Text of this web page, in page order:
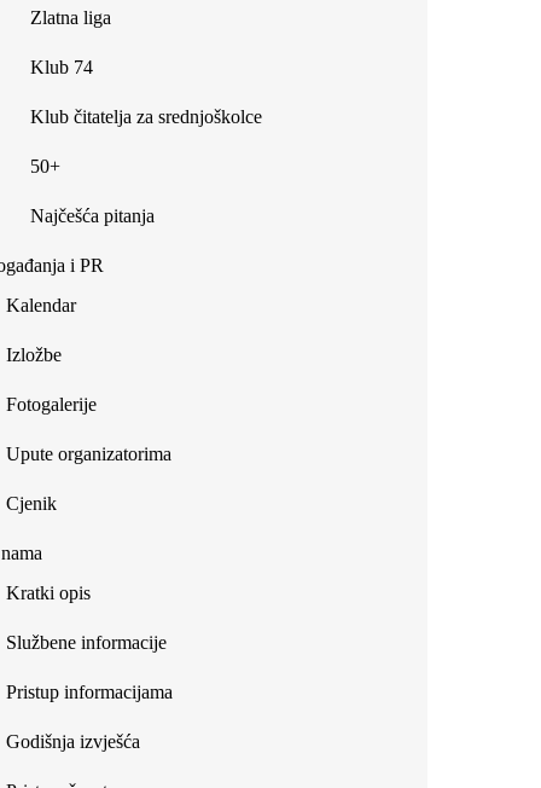
Zlatna liga
Klub 74
Klub čitatelja za srednjoškolce
50+
Najčešća pitanja
i PR
Kalendar
Izložbe
Fotogalerije
Upute organizatorima
Cjenik
Kratki opis
Službene informacije
Pristup informacijama
Godišnja izvješća